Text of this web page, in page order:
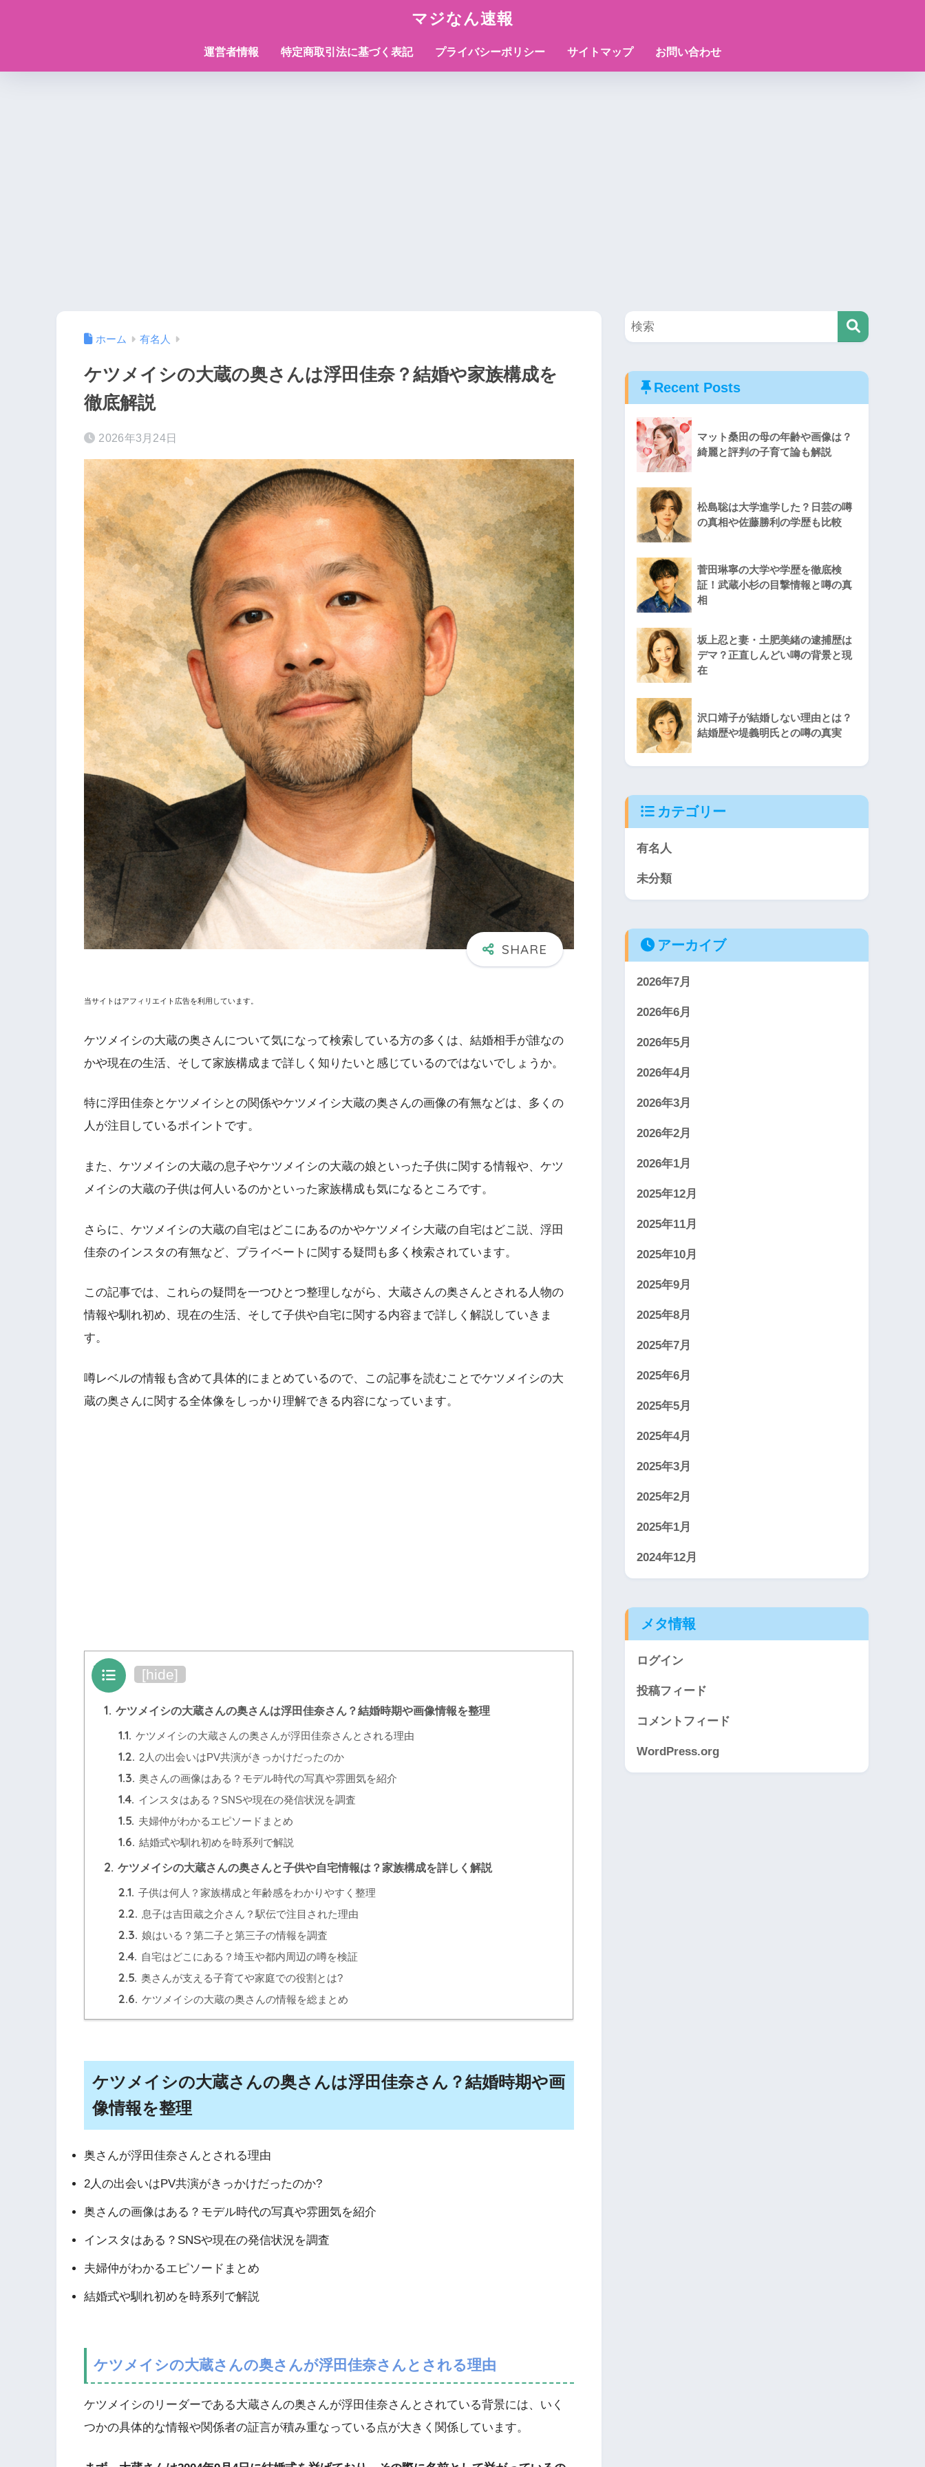
マジなん速報
運営者情報 特定商取引法に基づく表記 プライバシーポリシー サイトマップ お問い合わせ
ホーム 有名人
ケツメイシの大蔵の奥さんは浮田佳奈？結婚や家族構成を
徹底解説
2026年3月24日
当サイトはアフィリエイト広告を利用しています。
ケツメイシの大蔵の奥さんについて気になって検索している方の多くは、結婚相手が誰なの
かや現在の生活、そして家族構成まで詳しく知りたいと感じているのではないでしょうか。
特に浮田佳奈とケツメイシとの関係やケツメイシ大蔵の奥さんの画像の有無などは、多くの
人が注目しているポイントです。
また、ケツメイシの大蔵の息子やケツメイシの大蔵の娘といった子供に関する情報や、ケツ
メイシの大蔵の子供は何人いるのかといった家族構成も気になるところです。
さらに、ケツメイシの大蔵の自宅はどこにあるのかやケツメイシ大蔵の自宅はどこ説、浮田
佳奈のインスタの有無など、プライベートに関する疑問も多く検索されています。
この記事では、これらの疑問を一つひとつ整理しながら、大蔵さんの奥さんとされる人物の
情報や馴れ初め、現在の生活、そして子供や自宅に関する内容まで詳しく解説していきま
す。
噂レベルの情報も含めて具体的にまとめているので、この記事を読むことでケツメイシの大
蔵の奥さんに関する全体像をしっかり理解できる内容になっています。
目次 [hide]
1. ケツメイシの大蔵さんの奥さんは浮田佳奈さん？結婚時期や画像情報を整理
1.1. ケツメイシの大蔵さんの奥さんが浮田佳奈さんとされる理由
1.2. 2人の出会いはPV共演がきっかけだったのか
1.3. 奥さんの画像はある？モデル時代の写真や雰囲気を紹介
1.4. インスタはある？SNSや現在の発信状況を調査
1.5. 夫婦仲がわかるエピソードまとめ
1.6. 結婚式や馴れ初めを時系列で解説
2. ケツメイシの大蔵さんの奥さんと子供や自宅情報は？家族構成を詳しく解説
2.1. 子供は何人？家族構成と年齢感をわかりやすく整理
2.2. 息子は吉田蔵之介さん？駅伝で注目された理由
2.3. 娘はいる？第二子と第三子の情報を調査
2.4. 自宅はどこにある？埼玉や都内周辺の噂を検証
2.5. 奥さんが支える子育てや家庭での役割とは?
2.6. ケツメイシの大蔵の奥さんの情報を総まとめ
ケツメイシの大蔵さんの奥さんは浮田佳奈さん？結婚時期や画
像情報を整理
奥さんが浮田佳奈さんとされる理由
2人の出会いはPV共演がきっかけだったのか?
奥さんの画像はある？モデル時代の写真や雰囲気を紹介
インスタはある？SNSや現在の発信状況を調査
夫婦仲がわかるエピソードまとめ
結婚式や馴れ初めを時系列で解説
ケツメイシの大蔵さんの奥さんが浮田佳奈さんとされる理由
ケツメイシのリーダーである大蔵さんの奥さんが浮田佳奈さんとされている背景には、いく
つかの具体的な情報や関係者の証言が積み重なっている点が大きく関係しています。
Recent Posts
マット桑田の母の年齢や画像は？
綺麗と評判の子育て論も解説
松島聡は大学進学した？日芸の噂
の真相や佐藤勝利の学歴も比較
菅田琳寧の大学や学歴を徹底検
証！武蔵小杉の目撃情報と噂の真
相
坂上忍と妻・土肥美緒の逮捕歴は
デマ？正直しんどい噂の背景と現
在
沢口靖子が結婚しない理由とは？
結婚歴や堤義明氏との噂の真実
カテゴリー
有名人
未分類
アーカイブ
2026年7月
2026年6月
2026年5月
2026年4月
2026年3月
2026年2月
2026年1月
2025年12月
2025年11月
2025年10月
2025年9月
2025年8月
2025年7月
2025年6月
2025年5月
2025年4月
2025年3月
2025年2月
2025年1月
2024年12月
メタ情報
ログイン
投稿フィード
コメントフィード
WordPress.org